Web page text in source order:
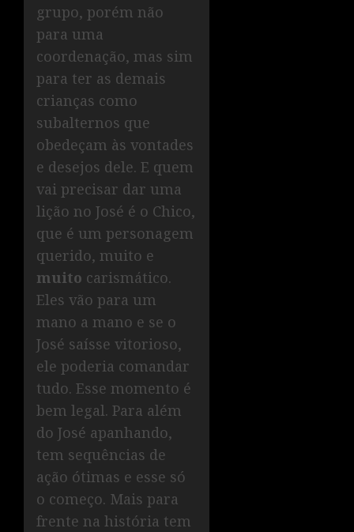
grupo, porém não
para uma
coordenação, mas sim
para ter as demais
crianças como
subalternos que
obedeçam às vontades
e desejos dele. E quem
vai precisar dar uma
lição no José é o Chico,
que é um personagem
querido, muito e
muito carismático.
Eles vão para um
mano a mano e se o
José saísse vitorioso,
ele poderia comandar
tudo. Esse momento é
bem legal. Para além
do José apanhando,
tem sequências de
ação ótimas e esse só
o começo. Mais para
frente na história tem